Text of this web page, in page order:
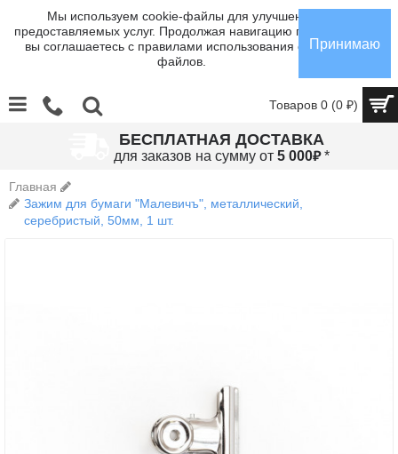
Мы используем cookie-файлы для улучшения
предоставляемых услуг. Продолжая навигацию по сайту,
вы соглашаетесь с правилами использования cookie-
файлов.
Принимаю
Товаров 0 (0 ₽)
БЕСПЛАТНАЯ ДОСТАВКА
для заказов на сумму от 5 000₽*
Главная
Зажим для бумаги "Малевичъ", металлический,
серебристый, 50мм, 1 шт.